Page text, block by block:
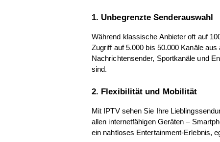
1. Unbegrenzte Senderauswahl
Während klassische Anbieter oft auf
Zugriff auf 5.000 bis 50.000 Kanäle
Nachrichtensender, Sportkanäle und
sind.
2. Flexibilität und Mobilität
Mit IPTV sehen Sie Ihre
allen internetfähigen Geräten –
ein nahtloses Entertainment-Erlebnis,